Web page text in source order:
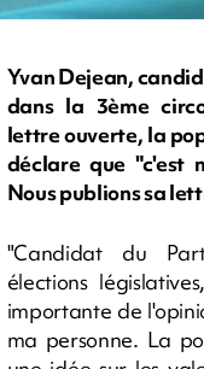
Yvan Dejean,
dans la 3ème
lettre ouverte, la
déclare que "c'est
Nous publions sa
"Candidat du
élections
importante de
ma personne. La